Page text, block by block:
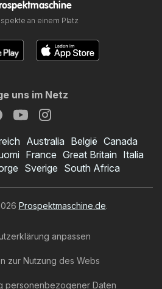
an einem Platz
uns im Netz
Australia België Canada
France Great Britain Italia
Sverige South Africa
Prospektmaschine.de.
anpassen
zur Nutzung des Webs
personenbezogener Daten